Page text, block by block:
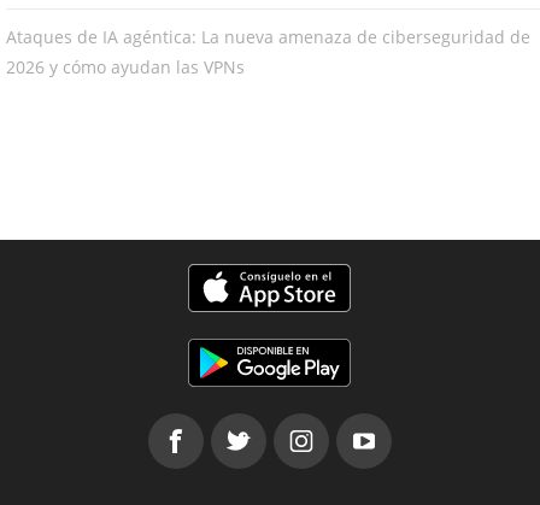
Ataques de IA agéntica: La nueva amenaza de ciberseguridad de
2026 y cómo ayudan las VPNs